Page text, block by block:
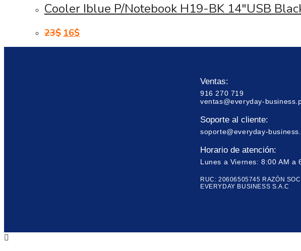
Cooler Iblue P/Notebook H19-BK 14″USB
23$ 16$
Ventas:
916 270 719
ventas@everyday-
Soporte al cliente:
soporte@everyday-
Horario de atención:
Lunes a Viernes: 8:00 AM a
RUC: 20606505745 RAZÓN
EVERYDAY BUSINESS S.A.C